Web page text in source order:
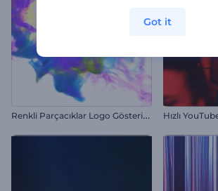
R
enkli Parçacıklar Logo Gösterimi Hızlı
Got it